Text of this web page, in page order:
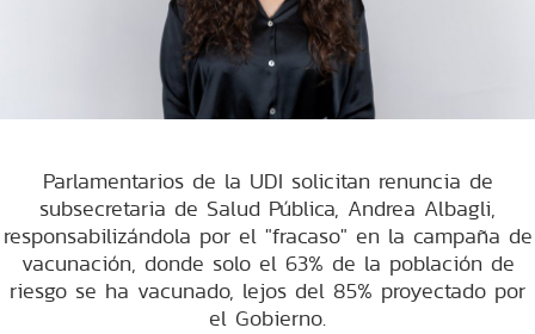
Parlamentarios de la UDI solicitan renuncia de
subsecretaria de Salud Pública, Andrea Albagli,
responsabilizándola por el "fracaso" en la campaña de
vacunación, donde solo el 63% de la población de
riesgo se ha vacunado, lejos del 85% proyectado por
el Gobierno.